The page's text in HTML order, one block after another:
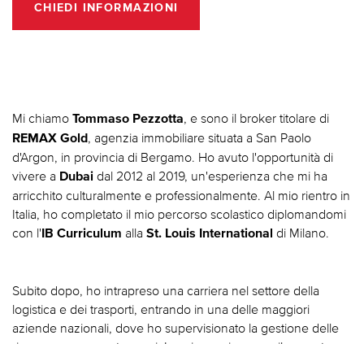
CHIEDI INFORMAZIONI
Mi chiamo Tommaso Pezzotta, e sono il broker titolare di
REMAX Gold, agenzia immobiliare situata a San Paolo
d'Argon, in provincia di Bergamo. Ho avuto l'opportunità di
vivere a Dubai dal 2012 al 2019, un'esperienza che mi ha
arricchito culturalmente e professionalmente. Al mio rientro in
Italia, ho completato il mio percorso scolastico diplomandomi
con l' IB Curriculum alla St. Louis International di Milano.
Subito dopo, ho intrapreso una carriera nel settore della
logistica e dei trasporti, entrando in una delle maggiori
aziende nazionali, dove ho supervisionato la gestione delle